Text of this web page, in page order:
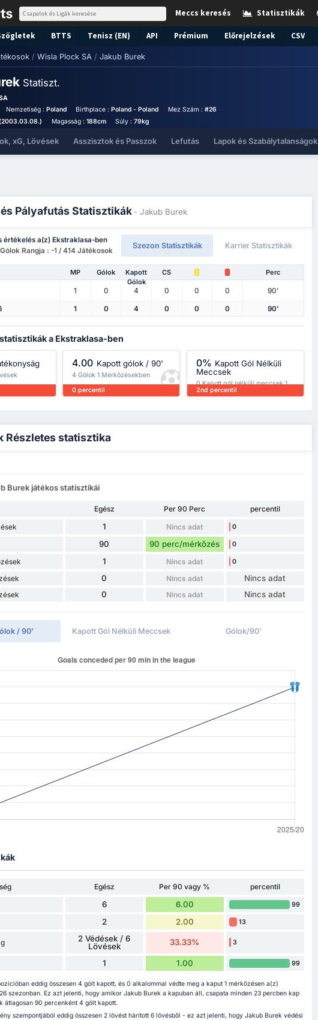
Statisztikák
Meccs keresés
BTTS Tenisz (EN) API Prémium Előrejelzések CSV
/ Wisla Plock SA / Jakub Burek
Statiszt.
Nemzetiség : Poland Birthplace :Poland - Poland Mez Szám : #26
Magasság : 188cm Súly :79kg
xG, Lövések Asszisztok és Passzok Lefutás Lapok és Szabálytalanságok
Pályafutás Statisztikák - Jakub Burek
értékelés a(z) Ekstraklasa-ben
Rangja : -1 / 414 Játékosok
Szezon Statisztikák Karrier Statisztikák
MP Gólok
Kapott
Gólok
CS Perc
1 0 4 0 0 0 90'
1 0 4 0 0 0 90'
a Ekstraklasa-ben
4.00 Kapott gólok / 90'
4 Gólok 1 Mérkőzésekben
0 percentil
0% Kapott Gól Nélküli
Meccsek
0 Kapott gól nélküli meccsek 1
Mérkőzésekben
2nd percentil
Részletes statisztika
Burek játékos statisztikái
Egész Per 90 Perc
percentil
1 Nincs adat 0
90 90 perc/mérkőzés 0
1 Nincs adat 0
0 Nincs adat Nincs adat
0 Nincs adat Nincs adat
/ 90' Kapott Gól Nélküli Meccsek Gólok/90'
Egész Per 90 vagy %
percentil
6 6.00 99
2 2.00 13
2 Védések / 6
Lövések
33.33% 3
1 1.00 99
eddig összesen 4 gólt kapott, és 0 alkalommal védte meg a kaput 1 mérkőzésen a(z)
szezonban. Ez azt jelenti, hogy amikor Jakub Burek a kapuban áll, csapata minden 23 percben kap
átlagosan 90 percenként 4 gólt kapott.
szempontjából eddig összesen 2 lövést hárított 6 lövésből - ez azt jelenti, hogy Jakub Burek védési